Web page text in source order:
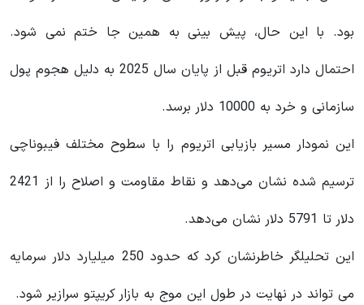
بود. با این حال، پیش بینی به همین جا ختم نمی شود.
احتمال دارد اتریوم قبل از پایان سال 2025 به دلیل هجوم پول
سازمانی و خرد به 10000 دلار برسد.
این نمودار مسیر بازیابی اتریوم را با سطوح مختلف فیبوناچی
ترسیم شده نشان می‌دهد و نقاط مقاومت و اصلاح را از 2421
دلار تا 5791 دلار نشان می‌دهد.
این تحلیلگر خاطرنشان کرد که حدود 250 میلیارد دلار سرمایه
می تواند در نهایت در طول این موج به بازار کریپتو سرازیر شود.